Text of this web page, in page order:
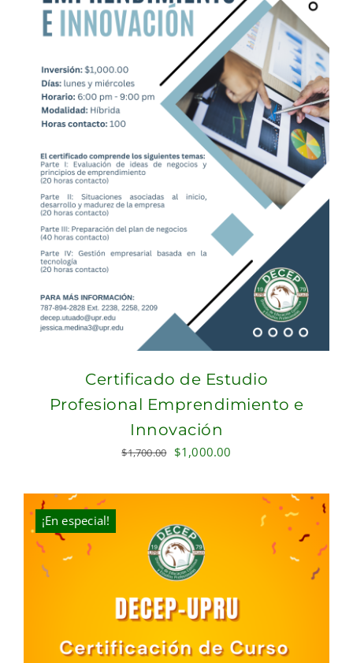
Certificado de Estudio
Profesional Emprendimiento e
Innovación
$1,700.00 Original
was:
$1,000.00
is:
$1,000.00.
¡En especial!